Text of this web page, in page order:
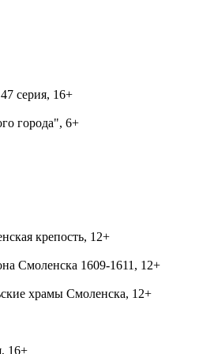
серия, 16+
города", 6+
крепость, 12+
Смоленска 1609-1611, 12+
храмы Смоленска, 12+
16+